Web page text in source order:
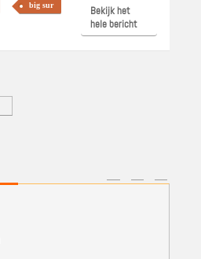
big sur
Bekijk het
hele bericht